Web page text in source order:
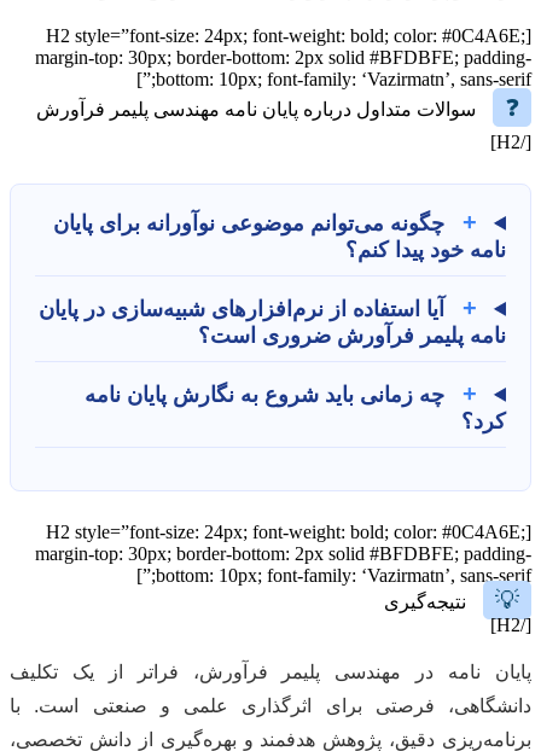
[H2 style=”font-size: 24px; font-weight: bold; color: #0C4A6E;
margin-top: 30px; border-bottom: 2px solid #BFDBFE; padding-
bottom: 10px; font-family: ‘Vazirmatn’, sans-serif;”]
❓
سوالات متداول درباره پایان نامه مهندسی پلیمر فرآورش
[/H2]
+
چگونه می‌توانم موضوعی نوآورانه برای پایان
نامه خود پیدا کنم؟
+
آیا استفاده از نرم‌افزارهای شبیه‌سازی در پایان
نامه پلیمر فرآورش ضروری است؟
+
چه زمانی باید شروع به نگارش پایان نامه
کرد؟
[H2 style=”font-size: 24px; font-weight: bold; color: #0C4A6E;
margin-top: 30px; border-bottom: 2px solid #BFDBFE; padding-
bottom: 10px; font-family: ‘Vazirmatn’, sans-serif;”]
💡
نتیجه‌گیری
[/H2]
پایان نامه در مهندسی پلیمر فرآورش، فراتر از یک تکلیف
دانشگاهی، فرصتی برای اثرگذاری علمی و صنعتی است. با
برنامه‌ریزی دقیق، پژوهش هدفمند و بهره‌گیری از دانش تخصصی،